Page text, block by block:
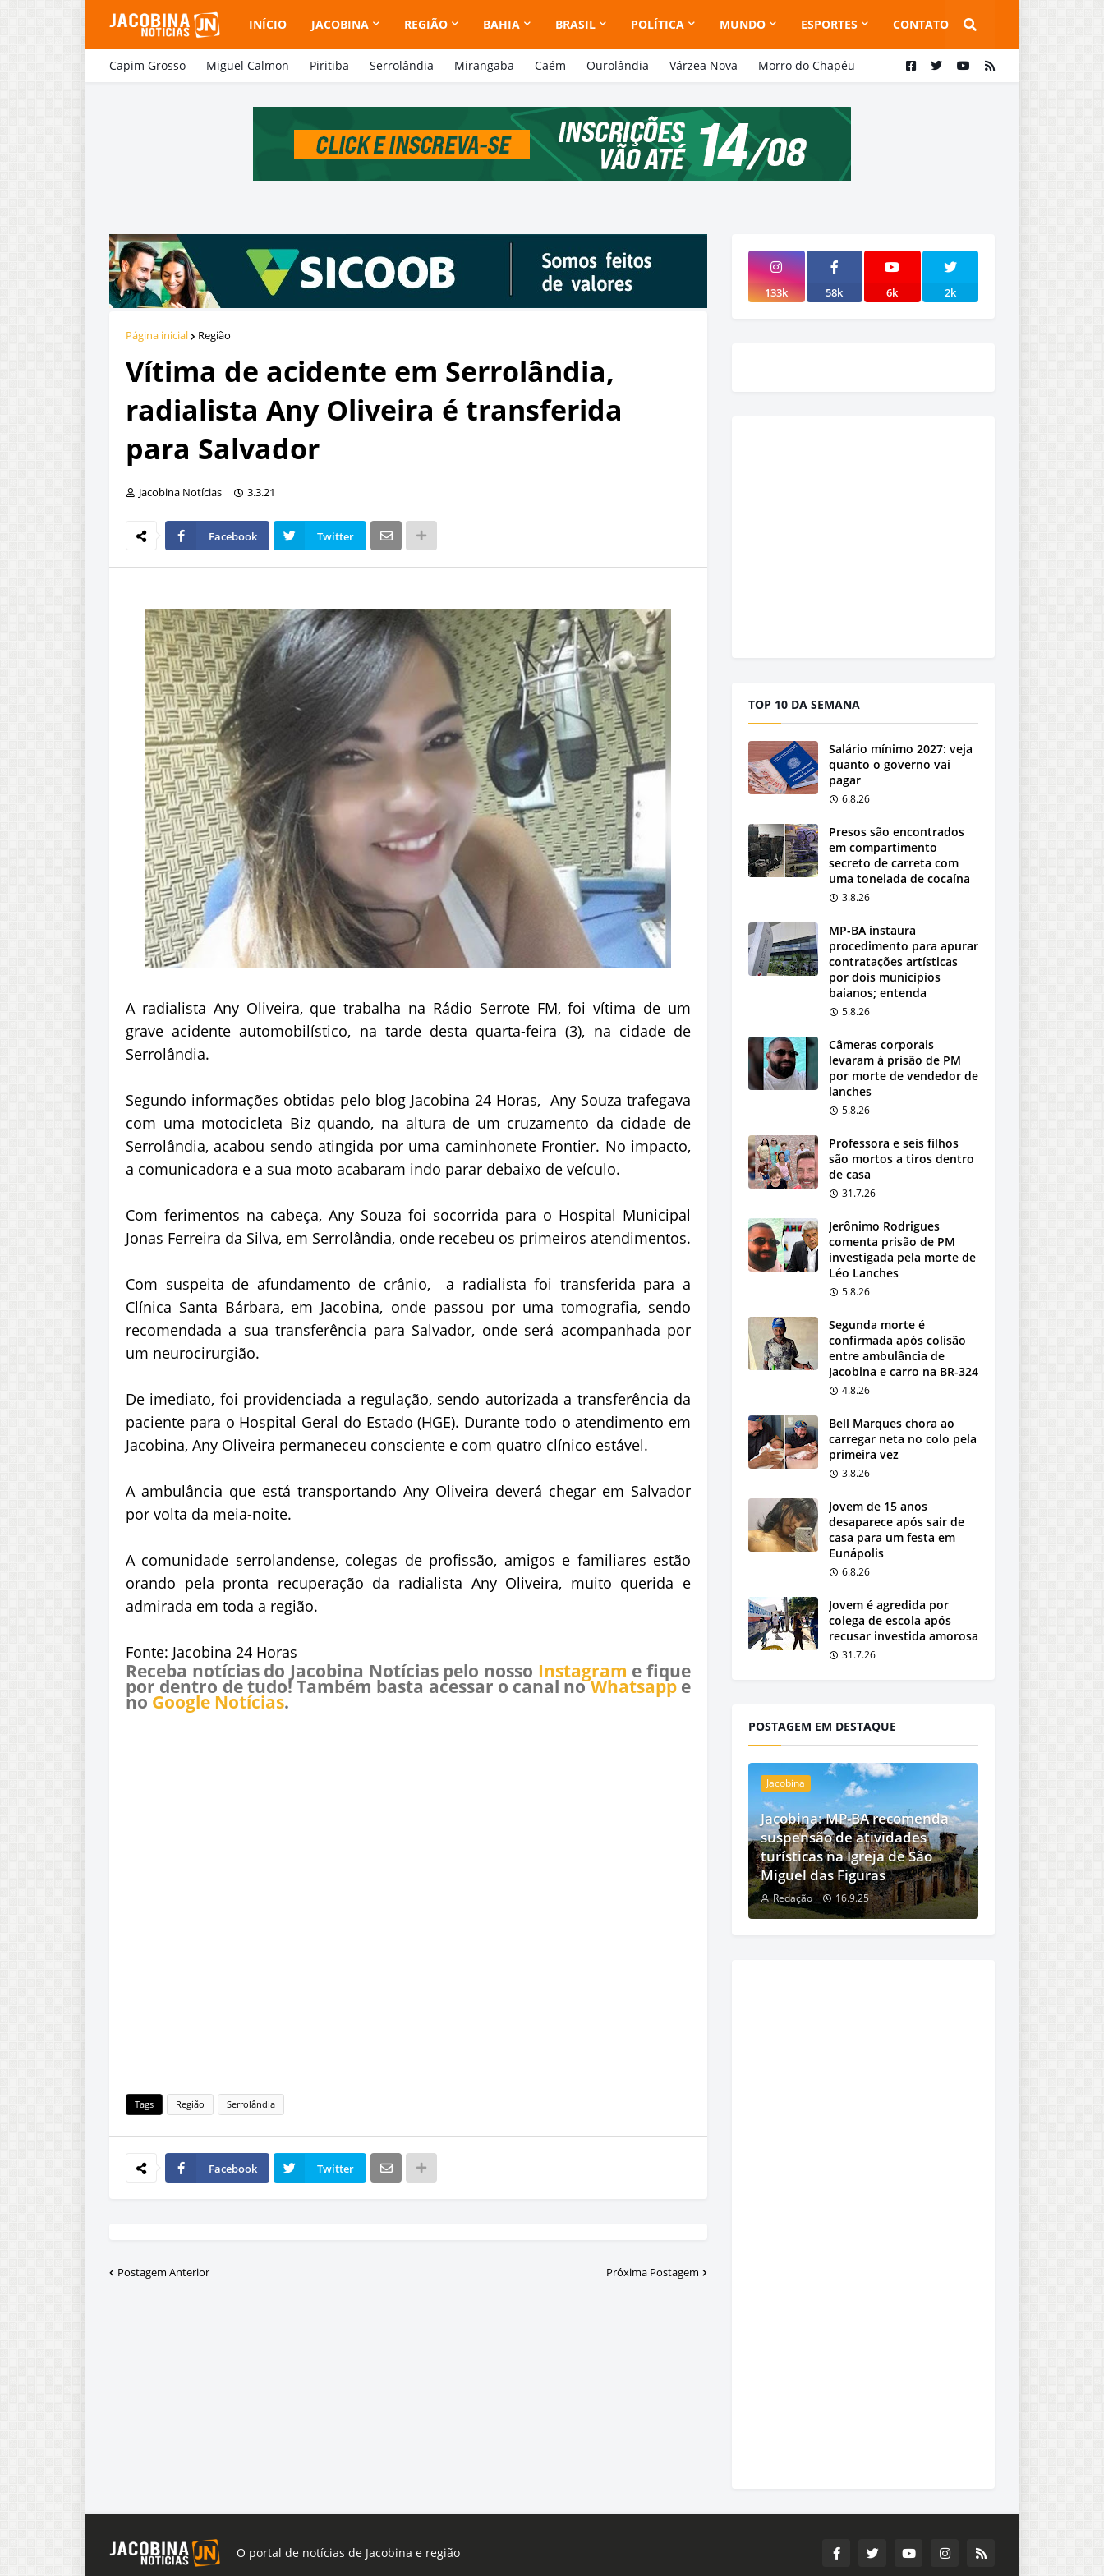
INÍCIO JACOBINA REGIÃO BAHIA BRASIL POLÍTICA MUNDO ESPORTES CONTATO
Capim Grosso Miguel Calmon Piritiba Serrolândia Mirangaba Caém Ourolândia Várzea Nova Morro do Chapéu
Página inicial Região
Vítima de acidente em Serrolândia,
radialista Any Oliveira é transferida
para Salvador
Jacobina Notícias 3.3.21
Facebook Twitter
A radialista Any Oliveira, que trabalha na Rádio Serrote FM, foi vítima de um
grave acidente automobilístico, na tarde desta quarta-feira (3), na cidade de
Serrolândia.
Segundo informações obtidas pelo blog Jacobina 24 Horas, Any Souza trafegava
com uma motocicleta Biz quando, na altura de um cruzamento da cidade de
Serrolândia, acabou sendo atingida por uma caminhonete Frontier. No impacto,
a comunicadora e a sua moto acabaram indo parar debaixo de veículo.
Com ferimentos na cabeça, Any Souza foi socorrida para o Hospital Municipal
Jonas Ferreira da Silva, em Serrolândia, onde recebeu os primeiros atendimentos.
Com suspeita de afundamento de crânio, a radialista foi transferida para a
Clínica Santa Bárbara, em Jacobina, onde passou por uma tomografia, sendo
recomendada a sua transferência para Salvador, onde será acompanhada por
um neurocirurgião.
De imediato, foi providenciada a regulação, sendo autorizada a transferência da
paciente para o Hospital Geral do Estado (HGE). Durante todo o atendimento em
Jacobina, Any Oliveira permaneceu consciente e com quatro clínico estável.
A ambulância que está transportando Any Oliveira deverá chegar em Salvador
por volta da meia-noite.
A comunidade serrolandense, colegas de profissão, amigos e familiares estão
orando pela pronta recuperação da radialista Any Oliveira, muito querida e
admirada em toda a região.
Fonte: Jacobina 24 Horas
Receba notícias do Jacobina Notícias pelo nosso Instagram e fique
por dentro de tudo! Também basta acessar o canal noWhatsappe
no Google Notícias.
Tags Região Serrolândia
Facebook Twitter
Postagem Anterior Próxima Postagem
133k 58k 6k 2k
TOP 10 DA SEMANA
Salário mínimo 2027: veja
quanto o governo vai
pagar
6.8.26
Presos são encontrados
em compartimento
secreto de carreta com
uma tonelada de cocaína
3.8.26
MP-BA instaura
procedimento para apurar
contratações artísticas
por dois municípios
baianos; entenda
5.8.26
Câmeras corporais
levaram à prisão de PM
por morte de vendedor de
lanches
5.8.26
Professora e seis filhos
são mortos a tiros dentro
de casa
31.7.26
Jerônimo Rodrigues
comenta prisão de PM
investigada pela morte de
Léo Lanches
5.8.26
Segunda morte é
confirmada após colisão
entre ambulância de
Jacobina e carro na BR-324
4.8.26
Bell Marques chora ao
carregar neta no colo pela
primeira vez
3.8.26
Jovem de 15 anos
desaparece após sair de
casa para um festa em
Eunápolis
6.8.26
Jovem é agredida por
colega de escola após
recusar investida amorosa
31.7.26
POSTAGEM EM DESTAQUE
Jacobina
Jacobina: MP-BA recomenda
suspensão de atividades
turísticas na Igreja de São
Miguel das Figuras
Redação 16.9.25
O portal de notícias de Jacobina e região